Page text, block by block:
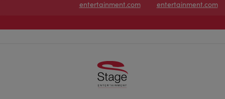
entertainment.com entertainment.com